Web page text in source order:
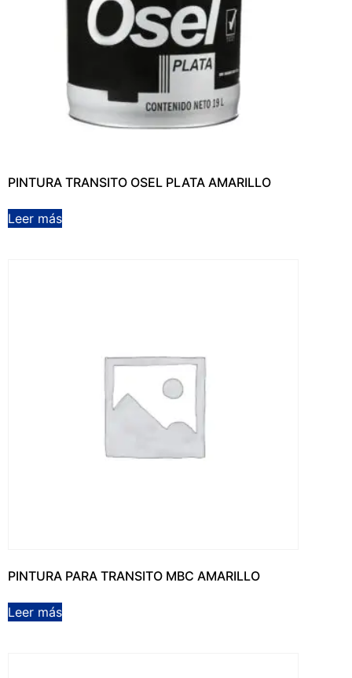
PINTURA TRANSITO OSEL PLATA AMARILLO
Leer más
PINTURA PARA TRANSITO MBC AMARILLO
Leer más